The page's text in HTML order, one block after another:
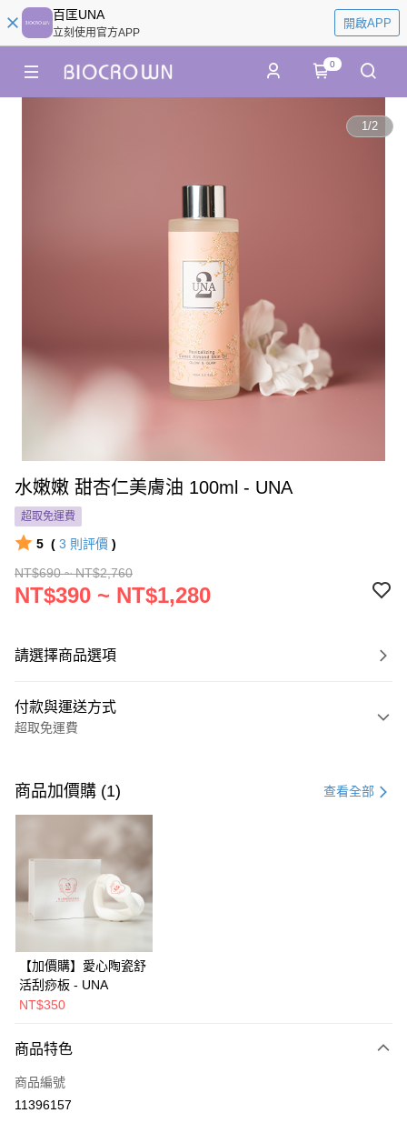
百匡UNA
立刻使用官方APP
開啟APP
0
1/2
水嫩嫩 甜杏仁美膚油 100ml - UNA
超取免運費
5 ( 3 則評價 )
NT$690 ~ NT$2,760
NT$390 ~ NT$1,280
請選擇商品選項
付款與運送方式
超取免運費
信用卡一次付款
LINE Pay
Apple Pay
大哥付你分期
【大哥付你分期使用說明】
1.本服務由台灣大哥大提供，台灣大哥大用戶可立即使用無須另外申請。
2.付款方式選擇「大哥付你分期」，訂單成立後會自動跳轉到大哥付的交易
3.實際核准額度、可分期數及費用金額請依後續交易確認頁面所載為準。
消。如遇「轉專審核」未通過狀況，表示未達大哥付你分期系統評分，恕無
【繳款方式說明】
AFTEE先享後付
相關說明
AFTEE先享後付是「在收到商品之後才付款」的支付方式。 讓您購物簡單
便利好安心！
２．便利：只要手機號碼，簡訊認證，即可結帳。
３．安心：先確認商品／服務後，再付款。
運送方式
商品加價購 (1) 查看全部
【加價購】愛心陶瓷舒
活刮痧板 - UNA
NT$350
商品特色
商品編號
11396157